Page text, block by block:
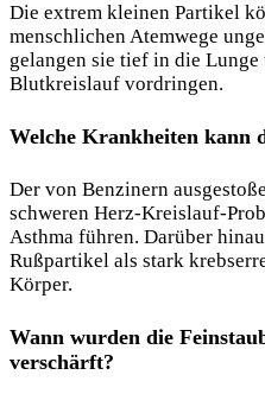
Die extrem kleinen Partikel
menschlichen Atemwege
gelangen sie tief in die
Blutkreislauf vordringen.
Welche Krankheiten kann
Der von Benzinern
schweren Herz-Kreislauf-
Asthma führen. Darüber
Rußpartikel als stark
Körper.
Wann wurden die
verschärft?